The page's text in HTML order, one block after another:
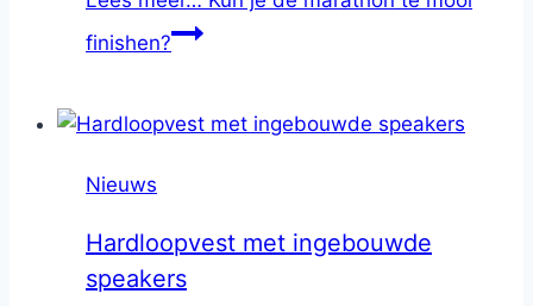
finishen?
Nieuws
Hardloopvest met ingebouwde
speakers